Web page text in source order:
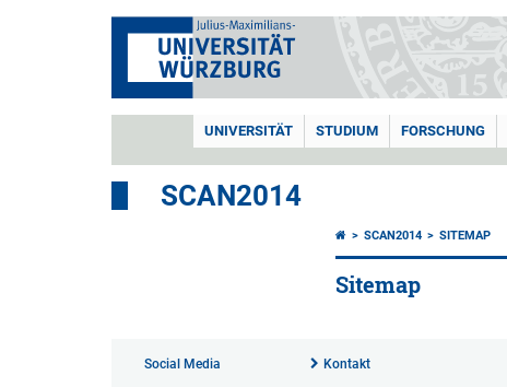
UNIVERSITÄT STUDIUM FORSCHUNG
SCAN2014
SCAN2014 SITEMAP
Sitemap
Social Media Kontakt